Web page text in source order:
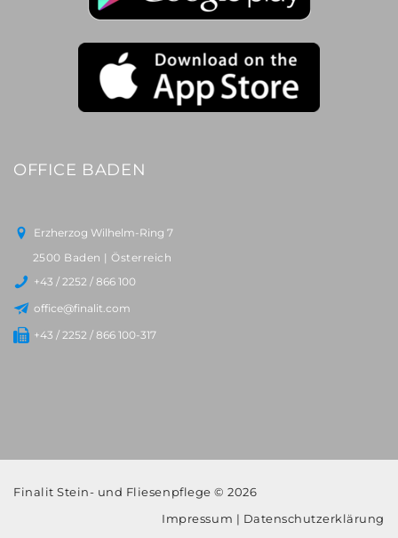
OFFICE BADEN
Erzherzog Wilhelm-Ring 7
2500 Baden | Österreich
+43 / 2252 / 866 100
office@finalit.com
+43 / 2252 / 866 100-317
Finalit Stein- und Fliesenpflege © 2026
Impressum | Datenschutzerklärung